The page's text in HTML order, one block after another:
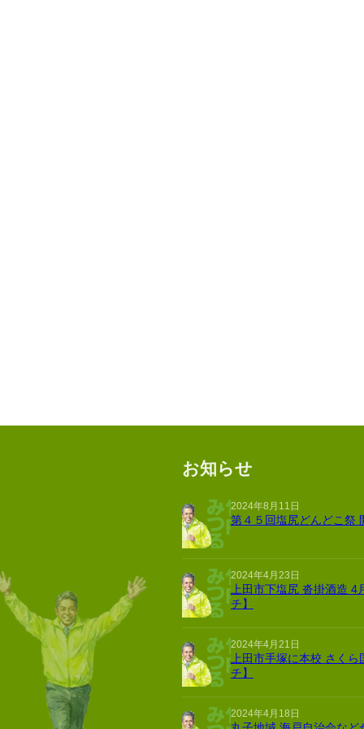
お知らせ
2024年8月11日
第４５回塩尻どんどこ祭
2024年4月23日
上田市下塩尻 沓掛酒造
チ】
2024年4月21日
上田市手塚に本校 さく
チ】
2024年4月18日